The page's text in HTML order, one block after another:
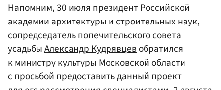
Напомним, 30 июля президент Российской
академии архитектуры и строительных наук,
сопредседатель попечительского совета
усадьбыАлександр Кудрявцевобратился
к министру культуры Московской области
с просьбой предоставить данный проект